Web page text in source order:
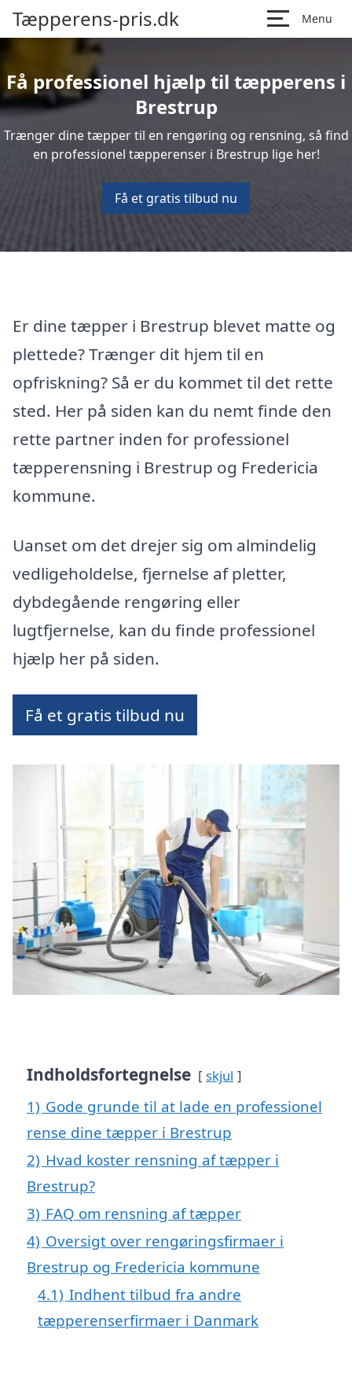
Tæpperens-pris.dk Menu
Få professionel hjælp til tæpperens i
Brestrup
Trænger dine tæpper til en rengøring og rensning, så find
en professionel tæpperenser i Brestrup lige her!
Få et gratis tilbud nu
Er dine tæpper i Brestrup blevet matte og
plettede? Trænger dit hjem til en
opfriskning? Så er du kommet til det rette
sted. Her på siden kan du nemt finde den
rette partner inden for professionel
tæpperensning i Brestrup og Fredericia
kommune.
Uanset om det drejer sig om almindelig
vedligeholdelse, fjernelse af pletter,
dybdegående rengøring eller
lugtfjernelse, kan du finde professionel
hjælp her på siden.
Få et gratis tilbud nu
Indholdsfortegnelse skjul
1) Gode grunde til at lade en professionel
rense dine tæpper i Brestrup
2) Hvad koster rensning af tæpper i
Brestrup?
3) FAQ om rensning af tæpper
4) Oversigt over rengøringsfirmaer i
Brestrup og Fredericia kommune
4.1) Indhent tilbud fra andre
tæpperenserfirmaer i Danmark